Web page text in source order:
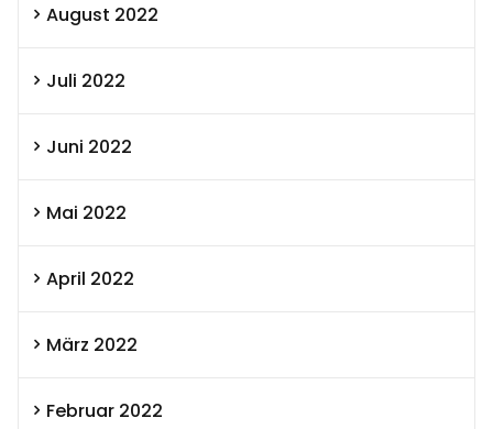
August 2022
Juli 2022
Juni 2022
Mai 2022
April 2022
März 2022
Februar 2022